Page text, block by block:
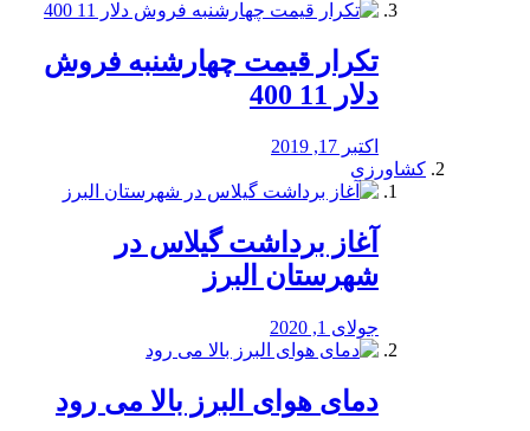
تکرار قیمت چهارشنبه فروش
دلار 11 400
اکتبر 17, 2019
کشاورزی
آغاز برداشت گیلاس در
شهرستان البرز
جولای 1, 2020
دمای هوای البرز بالا می رود